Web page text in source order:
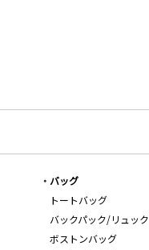
バッグ
トートバッグ
バックパック/リュック
ボストンバッグ